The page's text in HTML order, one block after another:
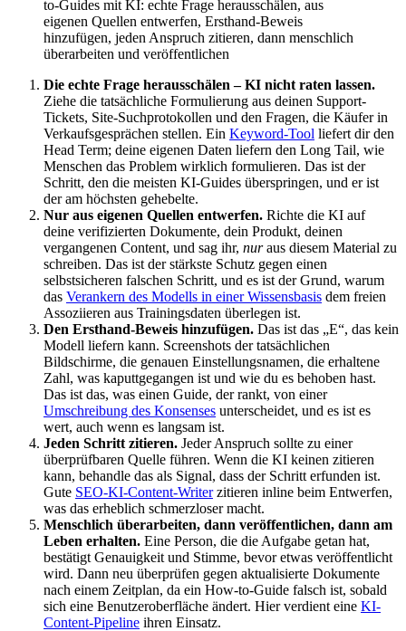
to-Guides mit KI: echte Frage herausschälen, aus
eigenen Quellen entwerfen, Ersthand-Beweis
hinzufügen, jeden Anspruch zitieren, dann menschlich
überarbeiten und veröffentlichen
Die echte Frage herausschälen – KI nicht raten lassen.
Ziehe die tatsächliche Formulierung aus deinen Support-
Tickets, Site-Suchprotokollen und den Fragen, die Käufer in
Verkaufsgesprächen stellen. Ein Keyword-Tool liefert dir den
Head Term; deine eigenen Daten liefern den Long Tail, wie
Menschen das Problem wirklich formulieren. Das ist der
Schritt, den die meisten KI-Guides überspringen, und er ist
der am höchsten gehebelte.
Nur aus eigenen Quellen entwerfen. Richte die KI auf
deine verifizierten Dokumente, dein Produkt, deinen
vergangenen Content, und sag ihr, nuraus diesem Material zu
schreiben. Das ist der stärkste Schutz gegen einen
selbstsicheren falschen Schritt, und es ist der Grund, warum
das Verankern des Modells in einer Wissensbasis dem freien
Assoziieren aus Trainingsdaten überlegen ist.
Den Ersthand-Beweis hinzufügen. Das ist das „E“, das kein
Modell liefern kann. Screenshots der tatsächlichen
Bildschirme, die genauen Einstellungsnamen, die erhaltene
Zahl, was kaputtgegangen ist und wie du es behoben hast.
Das ist das, was einen Guide, der rankt, von einer
Umschreibung des Konsenses unterscheidet, und es ist es
wert, auch wenn es langsam ist.
Jeden Schritt zitieren. Jeder Anspruch sollte zu einer
überprüfbaren Quelle führen. Wenn die KI keinen zitieren
kann, behandle das als Signal, dass der Schritt erfunden ist.
Gute SEO-KI-Content-Writerzitieren inline beim Entwerfen,
was das erheblich schmerzloser macht.
Menschlich überarbeiten, dann veröffentlichen, dann am
Leben erhalten. Eine Person, die die Aufgabe getan hat,
bestätigt Genauigkeit und Stimme, bevor etwas veröffentlicht
wird. Dann neu überprüfen gegen aktualisierte Dokumente
nach einem Zeitplan, da ein How-to-Guide falsch ist, sobald
sich eine Benutzeroberfläche ändert. Hier verdient eine KI-
Content-Pipeline ihren Einsatz.